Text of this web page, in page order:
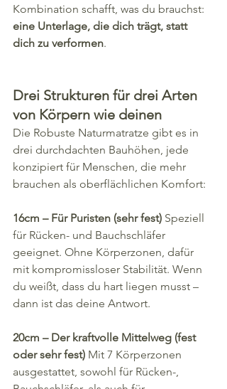
Kombination schafft, was du brauchst:
eine Unterlage, die dich trägt, statt
dich zu verformen.
Drei Strukturen für drei Arten
von Körpern wie deinen
Die Robuste Naturmatratze gibt es in
drei durchdachten Bauhöhen, jede
konzipiert für Menschen, die mehr
brauchen als oberflächlichen Komfort:
16cm – Für Puristen (sehr fest) Speziell
für Rücken- und Bauchschläfer
geeignet. Ohne Körperzonen, dafür
mit kompromissloser Stabilität. Wenn
du weißt, dass du hart liegen musst –
dann ist das deine Antwort.
20cm – Der kraftvolle Mittelweg (fest
oder sehr fest) Mit 7 Körperzonen
ausgestattet, sowohl für Rücken-,